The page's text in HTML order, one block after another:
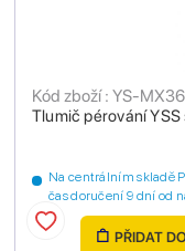
Tlumič pérování
Kód zboží : YS-
Na centrálním skladě
čas doručení 9 dní od
PŘIDAT